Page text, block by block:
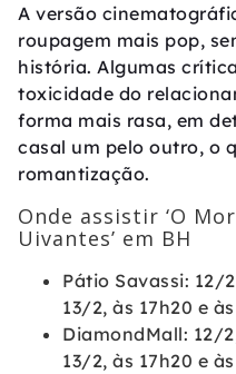
A versão
roupagem mais pop,
história. Algumas
toxicidade do
forma mais rasa, em
casal um pelo outro, o
romantização.
Onde assistir ‘O
Uivantes’ em BH
Pátio Savassi: 12/
13/2, às 17h20 e
DiamondMall: 12/
13/2, às 17h20 e